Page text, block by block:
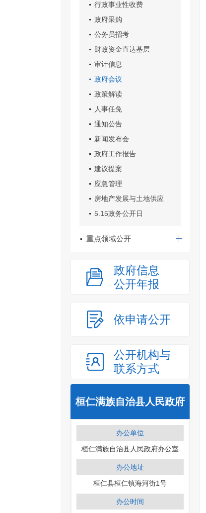
行政事业性收费
政府采购
公务员招考
财政资金直达基层
审计信息
政府会议
政策解读
人事任免
通知公告
新闻发布会
政府工作报告
建议提案
应急管理
房地产发展与土地供应
5.15政务公开日
重点领域公开
政府信息
公开年报
依申请公开
公开机构与
联系方式
桓仁满族自治县人民政府
办公单位
桓仁满族自治县人民政府办公室
办公地址
桓仁县桓仁镇海河街1号
办公时间